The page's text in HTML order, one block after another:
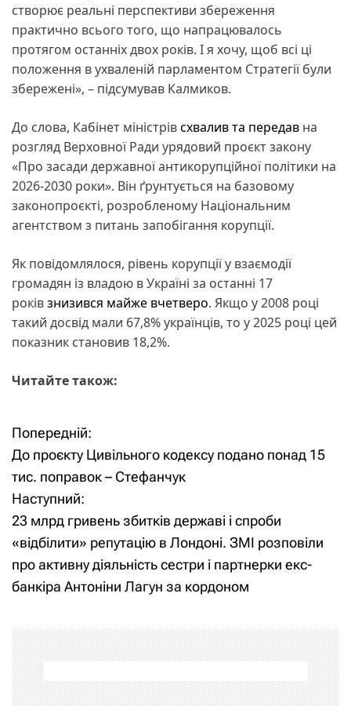
створює реальні перспективи збереження
практично всього того, що напрацювалось
протягом останніх двох років. І я хочу, щоб всі ці
положення в ухваленій парламентом Стратегії були
збережені», – підсумував Калмиков.
До слова, Кабінет міністрівсхвалив та передав на
розгляд Верховної Ради урядовий проєкт закону
«Про засади державної антикорупційної політики на
2026-2030 роки». Він ґрунтується на базовому
законопроєкті, розробленому Національним
агентством з питань запобігання корупції.
Як повідомлялося, рівень корупції у взаємодії
громадян із владою в Україні за останні 17
роківзнизився майже вчетверо. Якщо у 2008 році
такий досвід мали 67,8% українців, то у 2025 році цей
показник становив 18,2%.
Читайте також:
Н
а
в
і
г
ц
і
Попередній:
До проєкту Цивільного кодексу подано понад 15
тис. поправок – Стефанчук
Наступний:
23 млрд гривень збитків державі і спроби
«відбілити» репутацію в Лондоні. ЗМІ розповіли
про активну діяльність сестри і партнерки екс-
банкіра Антоніни Лагун за кордоном